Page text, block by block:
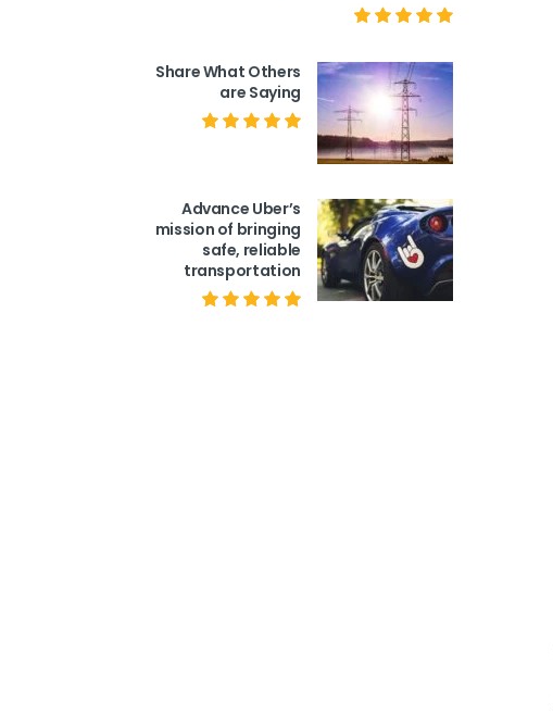
Share What Others
are Saying
Advance Uber’s
mission of bringing
safe, reliable
transportation